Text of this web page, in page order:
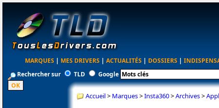
MARQUES | MES DRIVERS | ACTUALITÉS | DOSSIERS |
Rechercher sur
TLD Google
Accueil> Marques>Insta360>Archives>